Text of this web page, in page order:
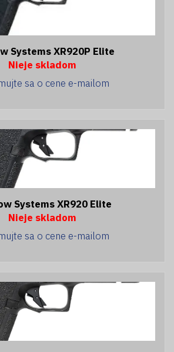
Systems XR920P Elite
Nieje skladom
sa o cene e-mailom
Systems XR920 Elite
Nieje skladom
sa o cene e-mailom